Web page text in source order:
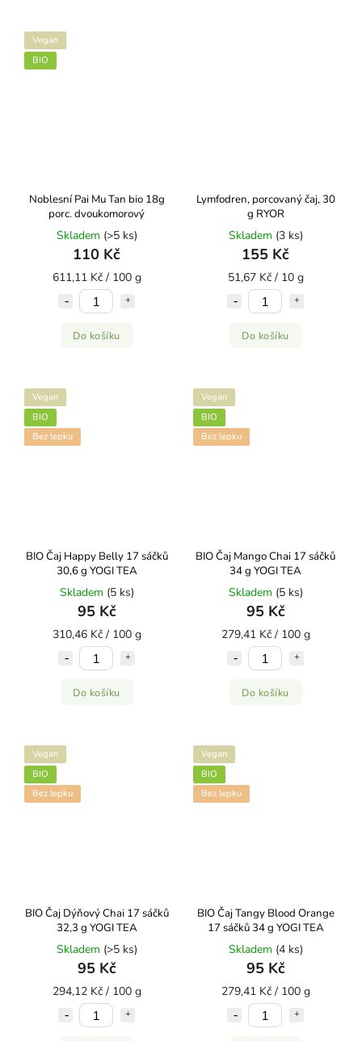
Vegan
BIO
Noblesní Pai Mu Tan bio 18g
porc. dvoukomorový
Skladem (>5 ks)
110 Kč
611,11 Kč / 100 g
Do košíku
Lymfodren, porcovaný čaj, 30
g RYOR
Skladem (3 ks)
155 Kč
51,67 Kč / 10 g
Do košíku
Vegan
BIO
Bez lepku
BIO Čaj Happy Belly 17 sáčků
30,6 g YOGI TEA
Skladem (5 ks)
95 Kč
310,46 Kč / 100 g
Do košíku
Vegan
BIO
Bez lepku
BIO Čaj Mango Chai 17 sáčků
34 g YOGI TEA
Skladem (5 ks)
95 Kč
279,41 Kč / 100 g
Do košíku
Vegan
BIO
Bez lepku
BIO Čaj Dýňový Chai 17 sáčků
32,3 g YOGI TEA
Skladem (>5 ks)
95 Kč
294,12 Kč / 100 g
Vegan
BIO
Bez lepku
BIO Čaj Tangy Blood Orange
17 sáčků 34 g YOGI TEA
Skladem (4 ks)
95 Kč
279,41 Kč / 100 g